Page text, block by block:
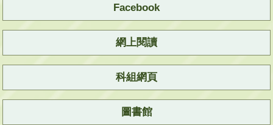
Facebook
網上閱讀
科組網頁
圖書館